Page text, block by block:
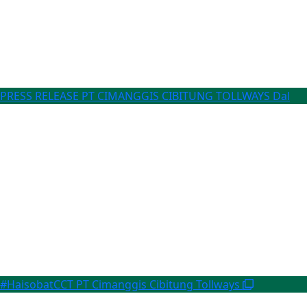
PRESS RELEASE PT CIMANGGIS CIBITUNG TOLLWAYS Dal
#HaisobatCCT PT Cimanggis Cibitung Tollways